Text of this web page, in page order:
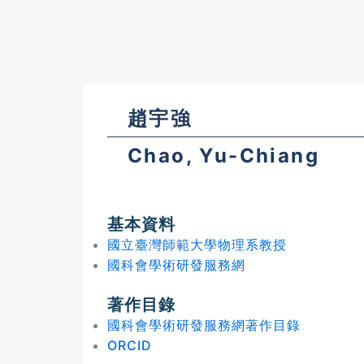
趙宇強
Chao, Yu-Chiang
基本資料
國立臺灣師範大學物理系教授
國科會學術研發服務網
著作目錄
國科會學術研發服務網著作目錄
ORCID